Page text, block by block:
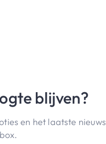
blijven?
en het laatste nieuws